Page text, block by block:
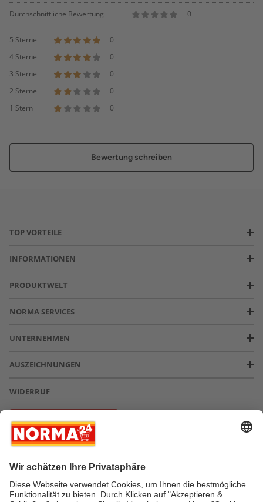
Durchschnittliche Bewertung 0
5 Sterne
0
4 Sterne
0
3 Sterne
0
2 Sterne
0
1 Stern
0
Bewertung schreiben
TOP VORTEILE
INFORMATIONEN
PRODUKTWELT
NORMA SERVICES
UNTERNEHMEN
AUSZEICHNUNGEN
WIDERRUF
Vertrag widerrufen